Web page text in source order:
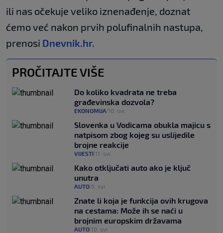
ili nas očekuje veliko iznenađenje, doznat
ćemo već nakon prvih polufinalnih nastupa,
prenosi Dnevnik.hr.
PROČITAJTE VIŠE
Do koliko kvadrata ne treba
građevinska dozvola?
EKONOMIJA 10. svi.
Slovenka u Vodicama obukla majicu s
natpisom zbog kojeg su uslijedile
brojne reakcije
VIJESTI 11. svi.
Kako otključati auto ako je ključ
unutra
AUTO 9. svi.
Znate li koja je funkcija ovih krugova
na cestama: Može ih se naći u
brojnim europskim državama
AUTO 10. svi.